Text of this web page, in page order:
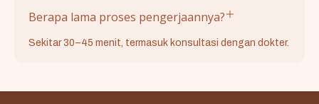
Berapa lama proses pengerjaannya?
Sekitar 30–45 menit, termasuk konsultasi dengan dokter.